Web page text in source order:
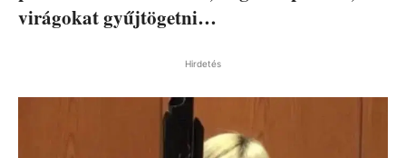
virágokat gyűjtögetni…
Hirdetés